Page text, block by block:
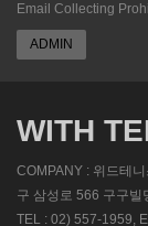
Email Collecting
ADMIN
WITH
COMPANY : 위드테
구 삼성로 566 구구빌
TEL : 02) 557-1959,